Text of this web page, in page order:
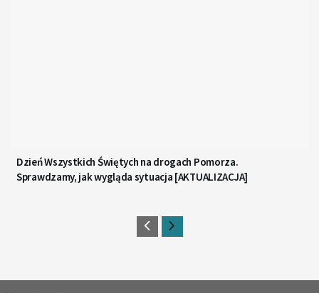
Dzień Wszystkich Świętych na drogach Pomorza.
Sprawdzamy, jak wygląda sytuacja [AKTUALIZACJA]